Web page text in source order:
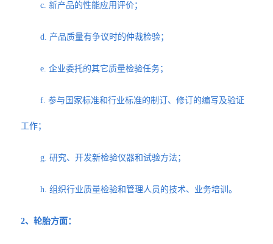
c. 新产品的性能应用评价；
d. 产品质量有争议时的仲裁检验；
e. 企业委托的其它质量检验任务；
f. 参与国家标准和行业标准的制订、修订的编写及验证
工作；
g. 研究、开发新检验仪器和试验方法；
h. 组织行业质量检验和管理人员的技术、业务培训。
2、轮胎方面：